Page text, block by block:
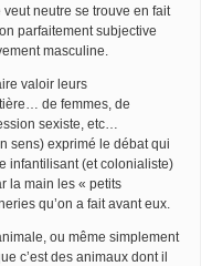
neutre se trouve en fait
parfaitement subjective
masculine.
valoir leurs
de femmes, de
sexiste, etc…
sens) exprimé le débat qui
infantilisant (et colonialiste)
la main les « petits
qu’on a fait avant eux.
ou même simplement
c’est des animaux dont il